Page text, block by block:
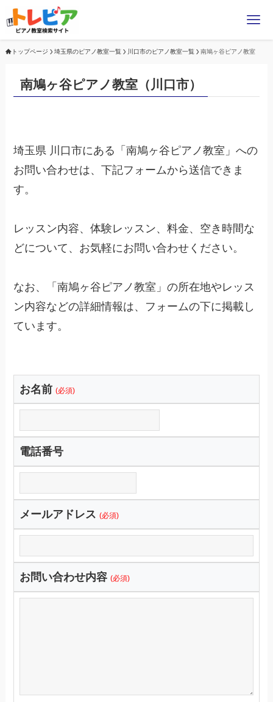
トップページ 埼玉県のピアノ教室一覧 川口市のピアノ教室一覧 南鳩ヶ谷ピアノ教室
南鳩ヶ谷ピアノ教室（川口市）
埼玉県 川口市にある「南鳩ヶ谷ピアノ教室」への
お問い合わせは、下記フォームから送信できま
す。
レッスン内容、体験レッスン、料金、空き時間な
どについて、お気軽にお問い合わせください。
なお、「南鳩ヶ谷ピアノ教室」の所在地やレッス
ン内容などの詳細情報は、フォームの下に掲載し
ています。
お名前 (必須)
電話番号
メールアドレス (必須)
お問い合わせ内容 (必須)